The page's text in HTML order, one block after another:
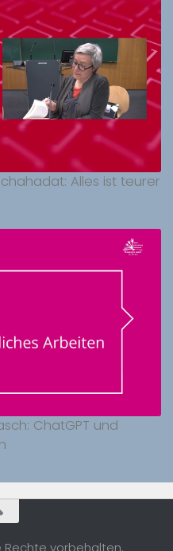
Alles ist teurer
ChatGPT und
Rechte vorbehalten.